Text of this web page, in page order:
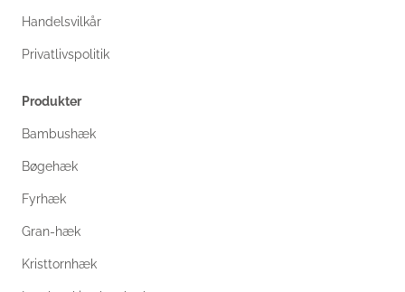
Handelsvilkår
Privatlivspolitik
Produkter
Bambushæk
Bøgehæk
Fyrhæk
Gran-hæk
Kristtornhæk